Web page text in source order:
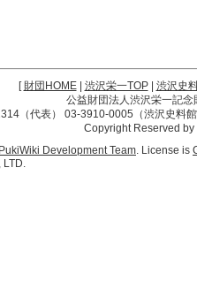
[財団HOME| 渋沢栄一TOP| 渋沢史
公益財団法人渋沢栄一記
（代表） 03-3910-0005（渋沢史料
Copyright Reserved
PukiWiki Development Team. License is
LTD.